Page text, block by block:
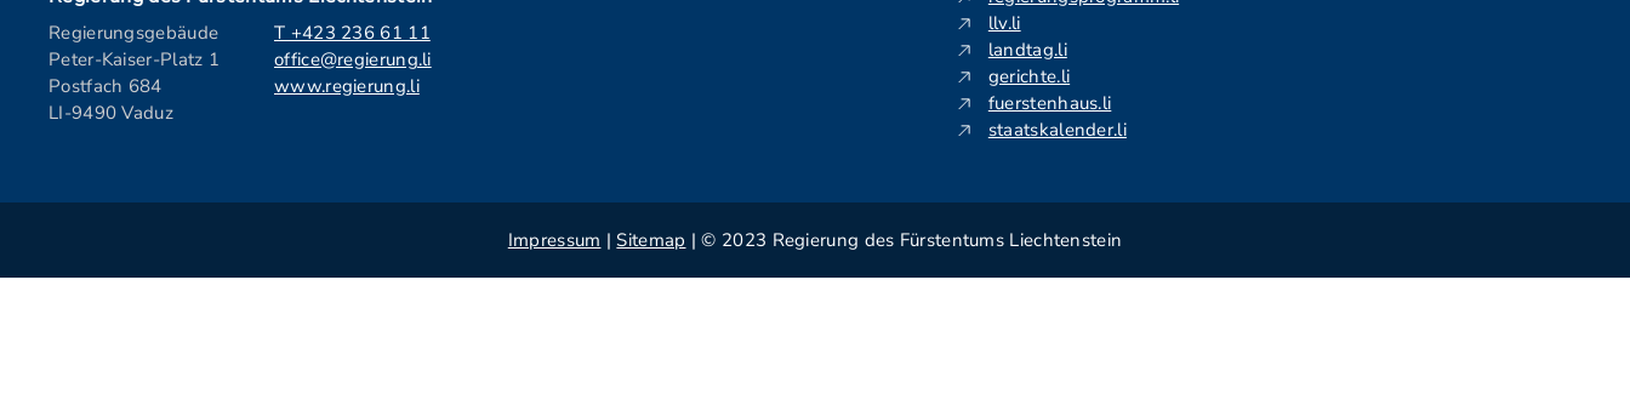
Regierungsgebäude
Peter-Kaiser-Platz 1
Postfach 684
LI-9490 Vaduz
T +423 236 61 11
office@regierung.li
www.regierung.li
llv.li
landtag.li
gerichte.li
fuerstenhaus.li
staatskalender.li
Impressum | Sitemap | © 2023 Regierung des Fürstentums Liechtenstein